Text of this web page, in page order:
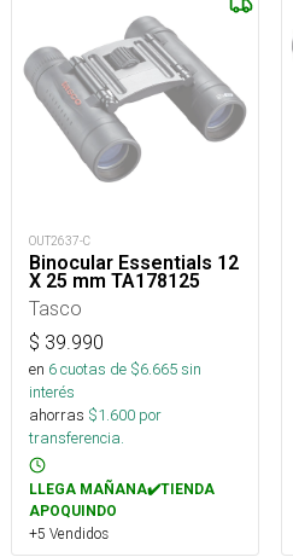
OUT2637-C
Binocular Essentials 12
X 25 mm TA178125
Tasco
$ 39.990
en 6cuotas de $6.665sin
interés
ahorras $1.600 por
transferencia.
LLEGA MAÑANA✔️TIENDA
APOQUINDO
+5 Vendidos